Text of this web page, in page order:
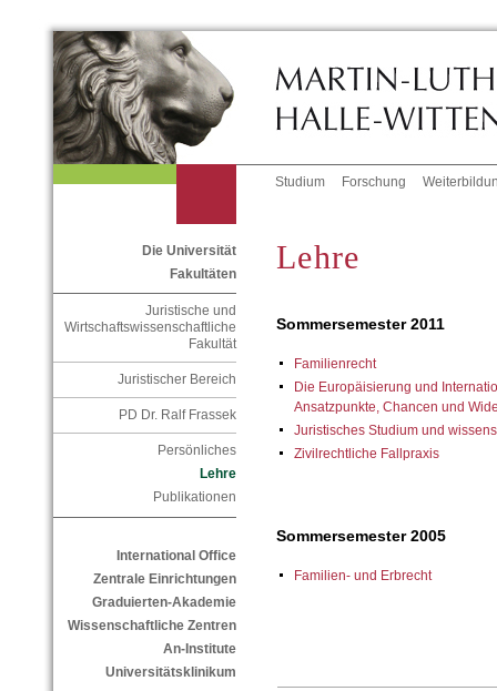
Studium Forschung
Die Universität
Fakultäten
Juristische und
Wirtschaftswissenschaftliche
Fakultät
Juristischer Bereich
PD Dr. Ralf Frassek
Persönliches
Lehre
Publikationen
International Office
Zentrale Einrichtungen
Graduierten-Akademie
Wissenschaftliche Zentren
An-Institute
Universitätsklinikum
Lehre
Sommersemester 2011
Familienrecht
Die Europäisierung und
Ansatzpunkte, Chancen und
Juristisches Studium und
Zivilrechtliche Fallpraxis
Sommersemester 2005
Familien- und Erbrecht